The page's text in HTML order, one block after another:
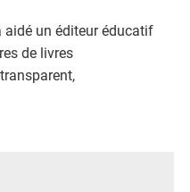
aidé un éditeur éducatif
de livres